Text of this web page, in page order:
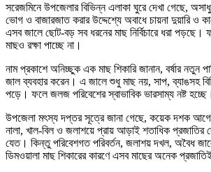
সরেজমিনে উপজেলার বিভিন্ন এলাকা ঘুরে দেখা গেছে, অসাধু
ভোগ ও বাজারজাত করার উদ্দেশ্যে অবাধে চায়না দুয়ারি ও
এসব জালে ছোট-বড় সব ধরনের মাছ নির্বিচারে ধরা পড়ছে।
মাছও রক্ষা পাচ্ছে না।
নাম প্রকাশে অনিচ্ছুক এক মাছ শিকারি জানান, বর্ষার নতুন
জাল ব্যবহার করেন। এ জালে শুধু মাছ নয়, সাপ, ব্যাঙসহ
পড়ে। ফলে জলজ পরিবেশের স্বাভাবিক ভারসাম্য নষ্ট হচ্ছে।
উপজেলা মৎস্য দপ্তর সূত্রে জানা গেছে, কয়েক দশক
নালা, খাল-বিল ও জলাশয়ে প্রায় আড়াই শতাধিক প্রজাতির
যেত। কিন্তু পরিবেশগত পরিবর্তন, জলাশয় দখল, অবৈধ জালের
ডিমওয়ালা মাছ শিকারের কারণে এসব মাছের অনেক